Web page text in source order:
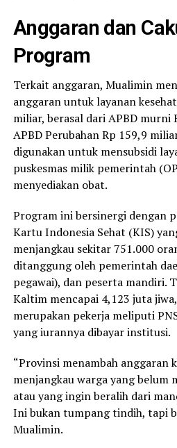
Anggaran dan
Program
Terkait anggaran, Mualimin
anggaran untuk layanan
miliar, berasal dari APBD murni
APBD Perubahan Rp 159,9
digunakan untuk mensubsidi
puskesmas milik pemerintah
menyediakan obat.
Program ini bersinergi dengan
Kartu Indonesia Sehat (KIS)
menjangkau sekitar 751.000
ditanggung oleh pemerintah
pegawai), dan peserta mandiri.
Kaltim mencapai 4,123 juta
merupakan pekerja meliputi
yang iurannya dibayar institusi.
“Provinsi menambah anggaran
menjangkau warga yang belum
atau yang ingin beralih dari
Ini bukan tumpang tindih, tapi
Mualimin.